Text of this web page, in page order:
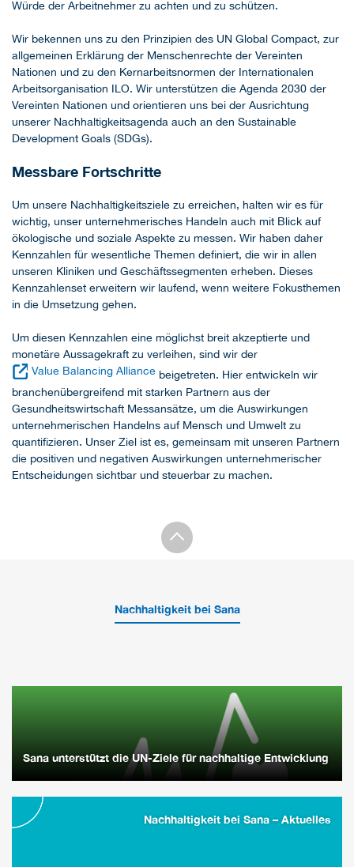
Würde der Arbeitnehmer zu achten und zu schützen.
Wir bekennen uns zu den Prinzipien des UN Global Compact, zur
allgemeinen Erklärung der Menschenrechte der Vereinten
Nationen und zu den Kernarbeitsnormen der Internationalen
Arbeitsorganisation ILO. Wir unterstützen die Agenda 2030 der
Vereinten Nationen und orientieren uns bei der Ausrichtung
unserer Nachhaltigkeitsagenda auch an den Sustainable
Development Goals (SDGs).
Messbare Fortschritte
Um unsere Nachhaltigkeitsziele zu erreichen, halten wir es für
wichtig, unser unternehmerisches Handeln auch mit Blick auf
ökologische und soziale Aspekte zu messen. Wir haben daher
Kennzahlen für wesentliche Themen definiert, die wir in allen
unseren Kliniken und Geschäftssegmenten erheben. Dieses
Kennzahlenset erweitern wir laufend, wenn weitere Fokusthemen
in die Umsetzung gehen.
Um diesen Kennzahlen eine möglichst breit akzeptierte und
monetäre Aussagekraft zu verleihen, sind wir der
Value Balancing Alliance beigetreten. Hier entwickeln wir
branchenübergreifend mit starken Partnern aus der
Gesundheitswirtschaft Messansätze, um die Auswirkungen
unternehmerischen Handelns auf Mensch und Umwelt zu
quantifizieren. Unser Ziel ist es, gemeinsam mit unseren Partnern
die positiven und negativen Auswirkungen unternehmerischer
Entscheidungen sichtbar und steuerbar zu machen.
Nachhaltigkeit bei Sana
Sana unterstützt die UN-Ziele für nachhaltige Entwicklung
Nachhaltigkeit bei Sana – Aktuelles